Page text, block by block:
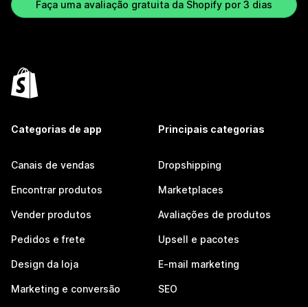
Faça uma avaliação gratuita da Shopify por 3 dias
Categorias de app
Canais de vendas
Encontrar produtos
Vender produtos
Pedidos e frete
Design da loja
Marketing e conversão
Principais categorias
Dropshipping
Marketplaces
Avaliações de produtos
Upsell e pacotes
E-mail marketing
SEO